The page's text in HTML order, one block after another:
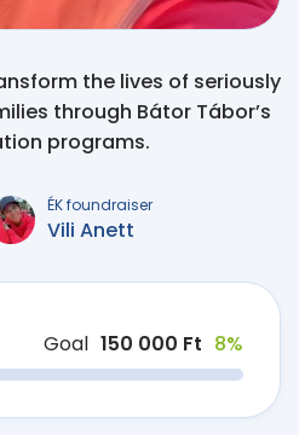
the lives of seriously
through Bátor Tábor’s
programs.
ÉK foundraiser
Vili Anett
Goal 150 000 Ft 8%